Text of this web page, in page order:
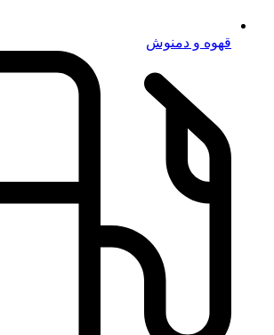
قهوه و دمنوش